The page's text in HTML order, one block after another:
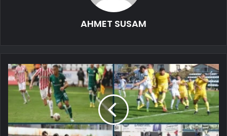
AHMET SUSAM